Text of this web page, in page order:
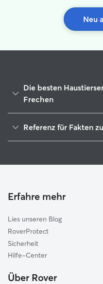
Neu
Die besten
Frechen
Hundesitter in Frechen
Katzensitter in Frechen
Referenz für Fakten
Erfahre mehr
Lies unseren Blog
RoverProtect
Sicherheit
Hilfe-Center
Über Rover